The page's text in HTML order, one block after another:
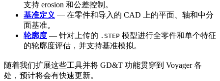
支持 erosion 和公差控制。
基准定义 — 在零件和导入的 CAD 上的平面、轴和中分
面基准。
轮廓度 — 针对上传的 .STEP 模型进行全零件和单个特征
的轮廓度评估，并支持基准模拟。
随着我们扩展这些工具并将 GD&T 功能贯穿到 Voyager 各
处，预计将会有快速更新。